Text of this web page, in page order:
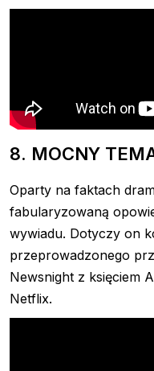
8. MOCNY
Oparty na faktach
fabularyzowaną
wywiadu. Dotyczy on
przeprowadzonego
Newsnight z księciem
Netflix.